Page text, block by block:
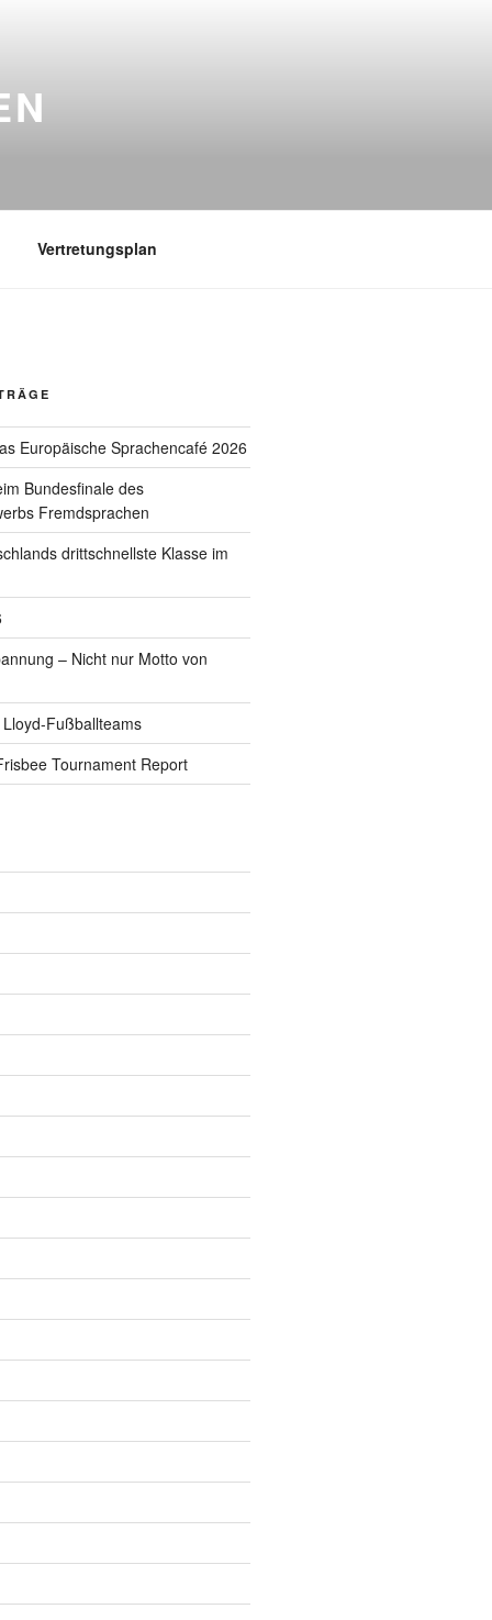
Vertretungsplan
Europäische Sprachencafé 2026
Bundesfinale des
Fremdsprachen
drittschnellste Klasse im
– Nicht nur Motto von
Fußballteams
Tournament Report